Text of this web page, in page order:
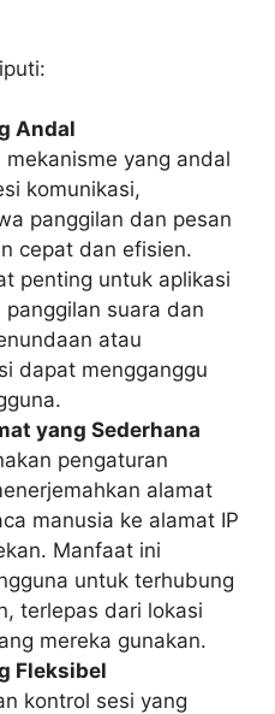
Andal
mekanisme yang andal
komunikasi,
panggilan dan pesan
cepat dan efisien.
penting untuk aplikasi
suara dan
atau
dapat mengganggu
yang Sederhana
pengaturan
alamat
manusia ke alamat IP
Manfaat ini
untuk terhubung
terlepas dari lokasi
mereka gunakan.
Fleksibel
kontrol sesi yang